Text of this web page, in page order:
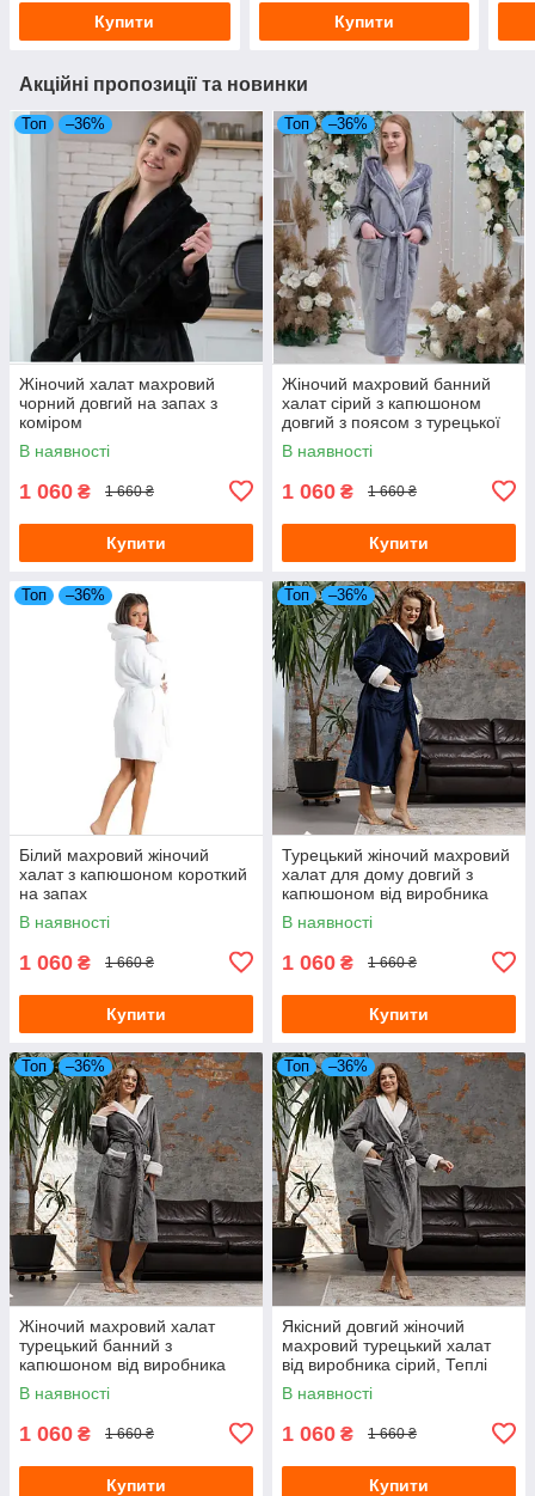
Купити Купити
Акційні пропозиції та новинки
Топ –36%
Жіночий халат махровий
чорний довгий на запах з
коміром
В наявності
1 060 ₴ 1 660 ₴
Купити
Топ –36%
Жіночий махровий банний
халат сірий з капюшоном
довгий з поясом з турецької
плюшевою махри
В наявності
1 060 ₴ 1 660 ₴
Купити
Топ –36%
Білий махровий жіночий
халат з капюшоном короткий
на запах
В наявності
1 060 ₴ 1 660 ₴
Купити
Топ –36%
Турецький жіночий махровий
халат для дому довгий з
капюшоном від виробника
синій, Банні халати
В наявності
1 060 ₴ 1 660 ₴
Купити
Топ –36%
Жіночий махровий халат
турецький банний з
капюшоном від виробника
серій, Халати для дому
В наявності
1 060 ₴ 1 660 ₴
Купити
Топ –36%
Якісний довгий жіночий
махровий турецький халат
від виробника сірий, Теплі
халати для жінок
В наявності
1 060 ₴ 1 660 ₴
Купити